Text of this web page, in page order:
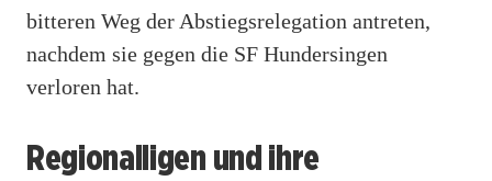
bitteren Weg der Abstiegsrelegation antreten,
nachdem sie gegen die SF Hundersingen
verloren hat.
Regionalligen und ihre